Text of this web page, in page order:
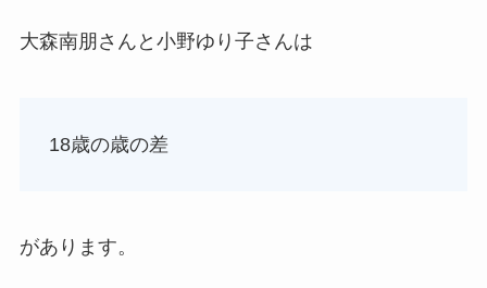
大森南朋さんと小野ゆり子さんは
18歳の歳の差
があります。